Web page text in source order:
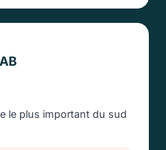
le plus important du sud